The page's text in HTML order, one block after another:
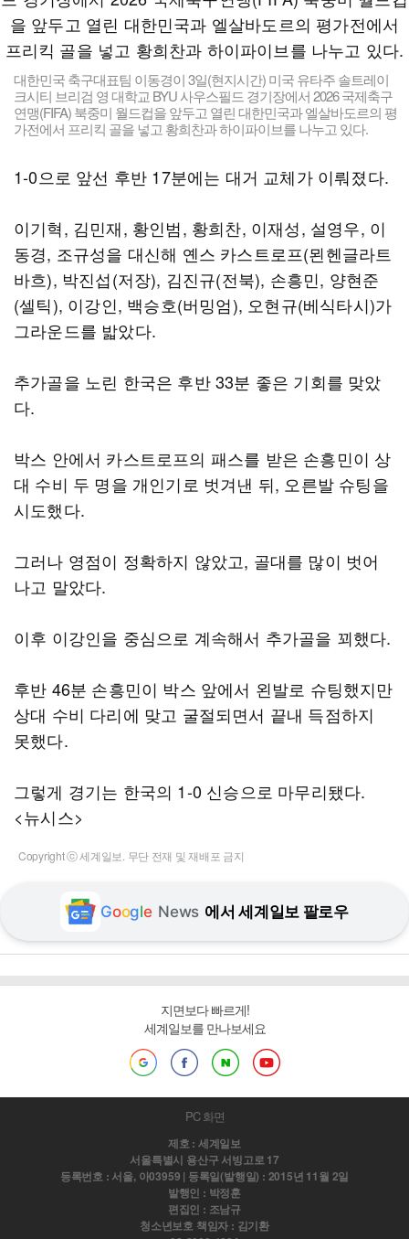
대한민국 축구대표팀 이동경이 3일(현지시간) 미국 유타주 솔트레이
크시티 브리검 영 대학교 BYU 사우스필드 경기장에서 2026 국제축구
연맹(FIFA) 북중미 월드컵을 앞두고 열린 대한민국과 엘살바도르의 평
가전에서 프리킥 골을 넣고 황희찬과 하이파이브를 나누고 있다.
1-0으로 앞선 후반 17분에는 대거 교체가 이뤄졌다.
이기혁, 김민재, 황인범, 황희찬, 이재성, 설영우, 이
동경, 조규성을 대신해 옌스 카스트로프(묀헨글라트
바흐), 박진섭(저장), 김진규(전북), 손흥민, 양현준
(셀틱), 이강인, 백승호(버밍엄), 오현규(베식타시)가
그라운드를 밟았다.
추가골을 노린 한국은 후반 33분 좋은 기회를 맞았
다.
박스 안에서 카스트로프의 패스를 받은 손흥민이 상
대 수비 두 명을 개인기로 벗겨낸 뒤, 오른발 슈팅을
시도했다.
그러나 영점이 정확하지 않았고, 골대를 많이 벗어
나고 말았다.
이후 이강인을 중심으로 계속해서 추가골을 꾀했다.
후반 46분 손흥민이 박스 앞에서 왼발로 슈팅했지만
상대 수비 다리에 맞고 굴절되면서 끝내 득점하지
못했다.
그렇게 경기는 한국의 1-0 신승으로 마무리됐다.
<뉴시스>
Copyright ⓒ 세계일보. 무단 전재 및 재배포 금지
Google News 에서 세계일보 팔로우
지면보다 빠르게!
세계일보를 만나보세요
PC 화면
제호 : 세계일보
서울특별시 용산구 서빙고로 17
등록번호 : 서울, 아03959 | 등록일(발행일) : 2015년 11월 2일
발행인 : 박정훈
편집인 : 조남규
청소년보호 책임자 : 김기환